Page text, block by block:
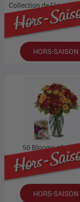
Collection de Fleurs
Prix Bloomex:
HORS-SAISON
50 Blooms of
Prix Bloomex:
HORS-SAISON